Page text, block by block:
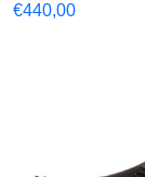
€440,00